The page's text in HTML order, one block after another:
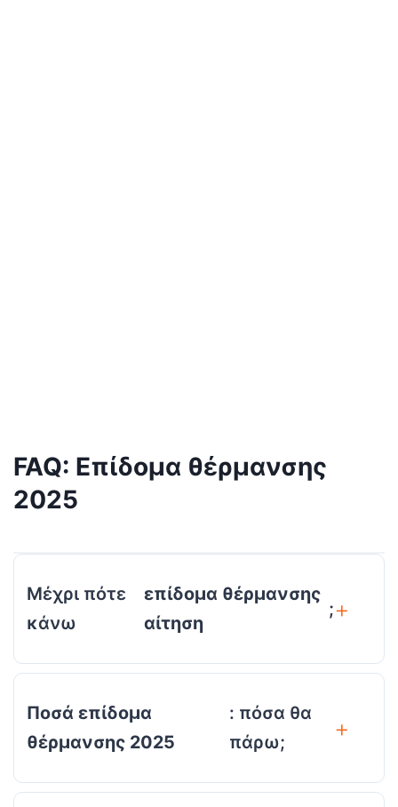
FAQ: Επίδομα θέρμανσης
2025
Μέχρι πότε
κάνω
επίδομα θέρμανσης
αίτηση
;
Ποσά επίδομα
θέρμανσης 2025
: πόσα θα
πάρω;